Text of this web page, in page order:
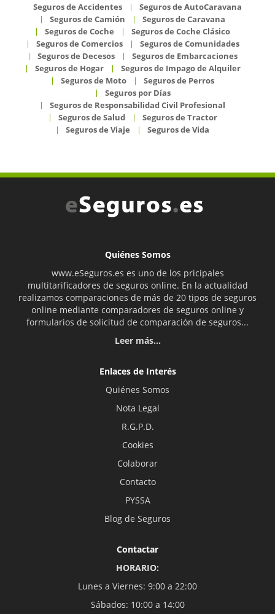
Seguros de Accidentes
Seguros de AutoCaravana
Seguros de Camión
Seguros de Caravana
Seguros de Coche
Seguros de Coche Clásico
Seguros de Comercios
Seguros de Comunidades
Seguros de Decesos
Seguros de Embarcaciones
Seguros de Hogar
Seguros de Impago de Alquiler
Seguros de Moto
Seguros de Perros
Seguros por Días
Seguros de Responsabilidad Civil Profesional
Seguros de Salud
Seguros de Tractor
Seguros de Viaje
Seguros de Vida
Quiénes Somos
www.eSeguros.es es uno de los pricipales
multitarificadores de seguros online. En la actualidad
realizamos comparaciones de más de 20 tipos de seguros
online mediante comparadores de seguros online y
formularios de solicitud de comparación de seguros...
Leer más...
Enlaces de Interés
Quiénes Somos
Nota Legal
R.G.P.D.
Cookies
Colaborar
Contacto
PYSSA
Blog de Seguros
Contactar
HORARIO:
Lunes a Viernes: 9:00 a 22:00
Sábados: 10:00 a 14:00